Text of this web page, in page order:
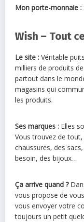
Mon porte-monnaie :
Wish – Tout
Le site : Véritable
milliers de produits
partout dans le
magasins qui
les produits.
Ses marques : Elles
Vous trouvez de
chaussures, des
besoin, des bijoux…
Ça arrive quand ?
vous propose de
vous envoyer votre
toujours un petit